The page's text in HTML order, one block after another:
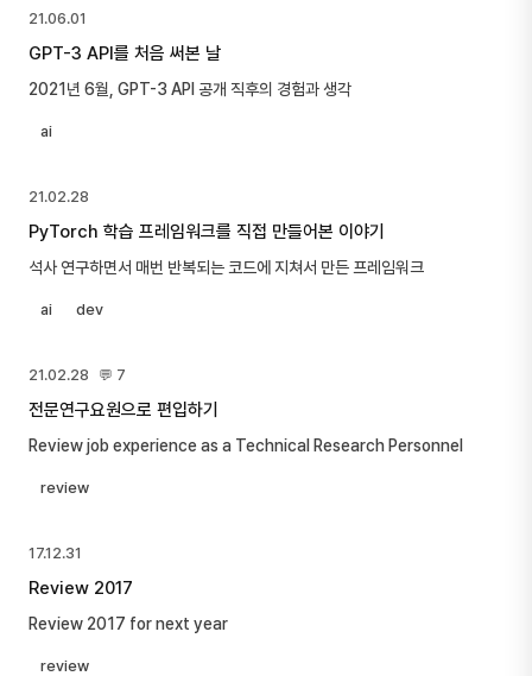
21.06.01
GPT-3 API를 처음 써본 날
2021년 6월, GPT-3 API 공개 직후의 경험과 생각
ai
21.02.28
PyTorch 학습 프레임워크를 직접 만들어본 이야기
석사 연구하면서 매번 반복되는 코드에 지쳐서 만든 프레임워크
ai dev
21.02.28 💬 7
전문연구요원으로 편입하기
Review job experience as a Technical Research Personnel
review
17.12.31
Review 2017
Review 2017 for next year
review